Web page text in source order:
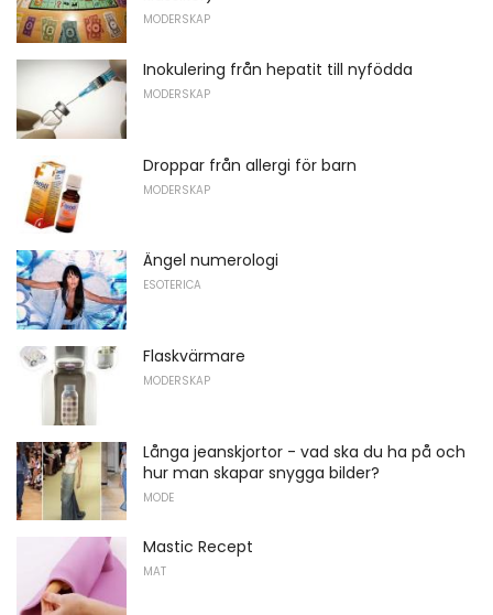
MODERSKAP
Inokulering från hepatit till nyfödda
MODERSKAP
Droppar från allergi för barn
MODERSKAP
Ängel numerologi
ESOTERICA
Flaskvärmare
MODERSKAP
Långa jeanskjortor - vad ska du ha på och
hur man skapar snygga bilder?
MODE
Mastic Recept
MAT